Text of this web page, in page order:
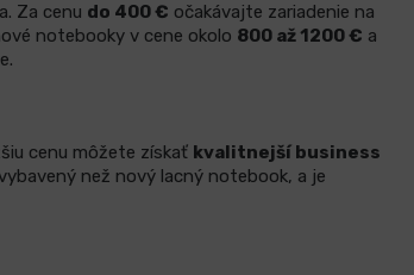
Za cenu do 400 € očakávajte zariadenie na
notebooky v cene okolo 800 až 1200 € a
cenu môžete získať kvalitnejší business
než nový lacný notebook, a je